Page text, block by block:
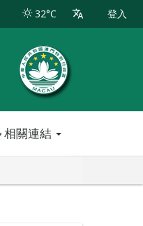
32°C 登入
相關連結